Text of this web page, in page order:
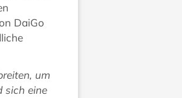
DaiGo
um
sich eine